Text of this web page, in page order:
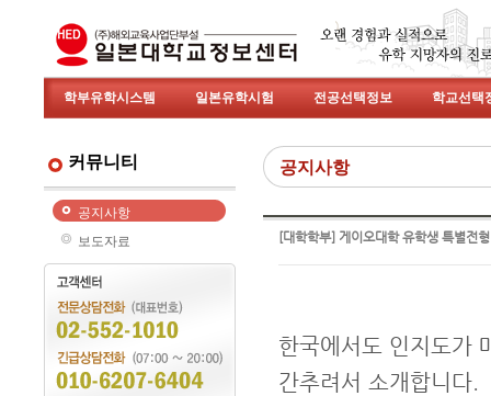
학부유학시스템 일본유학시험 전공선택정보 학교선택
커뮤니티
공지사항
보도자료
공지사항
[대학학부] 게이오대학 유학생 특별전형
한국에서도 인지도가
간추려서 소개합니다.